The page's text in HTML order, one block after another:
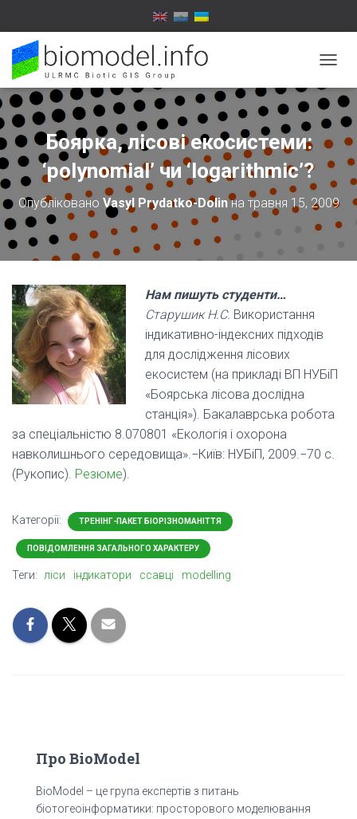
Е
Р
Е
К
Н
У
И
Боярка, лісові екосистеми:
‘polynomial’ чи ‘logarithmic’?
Опубліковано Vasyl Prydatko-Dolinна травня 15, 2009
Нам пишуть студенти…
Старушик Н.С. Використання
індикативно-індексних підходів
для дослідження лісових
екосистем (на прикладі ВП НУБіП
«Боярська лісова дослідна
станція»). Бакалаврська робота
за спеціальністю 8.070801 «Екологія і охорона
навколишнього середовища».−Київ: НУБіП, 2009.−70 с.
(Рукопис). Резюме).
Категорії: ТРЕНІНГ-ПАКЕТ БІОРІЗНОМАНІТТЯ
ПОВІДОМЛЕННЯ ЗАГАЛЬНОГО ХАРАКТЕРУ
Теги: ліси індикатори ссавці modelling
Про BioModel
BioModel – це група експертів з питань
біотогеоінформатики: просторового моделювання